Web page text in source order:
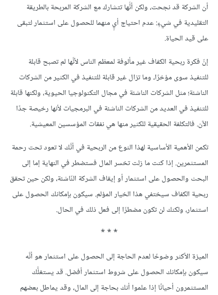
أن الشركة قد نجحت، ولكن أنًّها تتشارك مع الشركة المربحة بالطريقة
التقليدية في شيءٍ: عدم احتياج أيٍ منهما للحصول على استثمار لتبقى
على قيد الحياة.
إنّ فكرة ربحية الكفاف غير مألوفة لمعظم الناس لأنَّها لم تصبح قابلة
للتنفيذ سوى مؤخرًا، وما تزال غير قابلة للتنفيذ في الكثير من الشركات
الناشئة؛ مثل الشركات الناشئة في مجال التكنولوجيا الحيوية، ولكنها قابلة
للتنفيذ في العديد من الشركات الناشئة في البرمجيات لأنها رخيصة جدًا
الآن. فالتكلفة الحقيقية للكثير منها هي نفقات المؤسسين المعيشية.
تكمن الأهمية الأساسية لهذا النوع من الربحية في أنَّك لا تعود تحت رحمة
المستثمرين. إذا كنت ما زلت تخسر المال فستضطر في النهاية إما إلى
البحث والحصول على استثمار أو إيقاف الشركة النّاشئة، ولكن حين تحقق
ربحية الكفاف سيختفي هذا الخيار المؤلم. سيكون بإمكانك الحصول على
استثمار، ولكنك لن تكون مضطرًا إلى فعل ذلك في الحال.
* * *
الميزة الأكثر وضوحًا لعدم الحاجة إلى الحصول على استثمار هو أنَّه
سيكون بإمكانك الحصول على شروط استثمار أفضل. قد يستغلَّك
المستثمرون أحيانًا إذا علموا أنك بحاجة إلى المال، وقد يماطل بعضهم